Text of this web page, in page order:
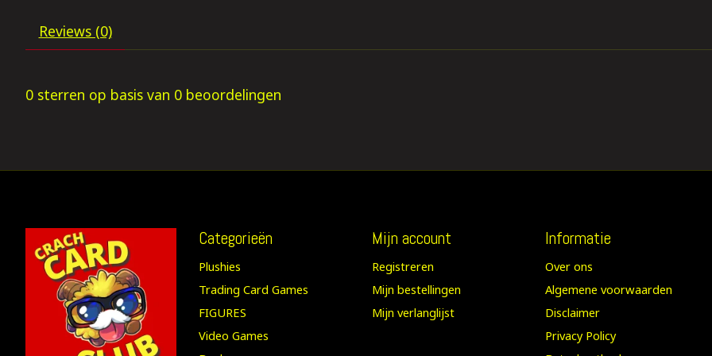
Reviews (0)
0 sterren op basis van 0 beoordelingen
Categorieën
Plushies
Trading Card Games
FIGURES
Video Games
Mijn account
Registreren
Mijn bestellingen
Mijn verlanglijst
Informatie
Over ons
Algemene voorwaarden
Disclaimer
Privacy Policy